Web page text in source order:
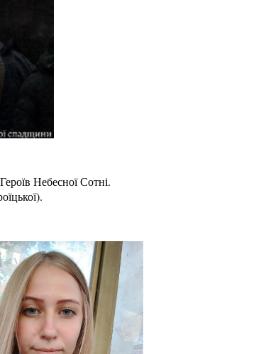
Небесної Сотні.